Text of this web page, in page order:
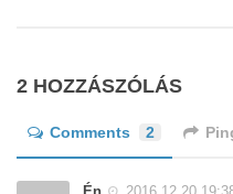
2 HOZZÁSZÓLÁS
Comments 2